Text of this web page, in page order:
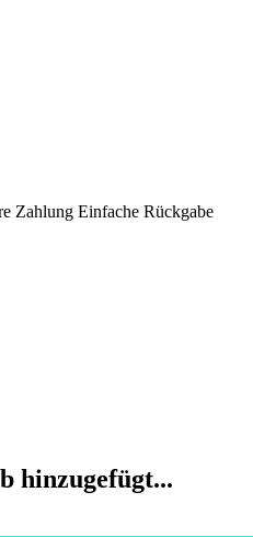
Zahlung Einfache Rückgabe
hinzugefügt...